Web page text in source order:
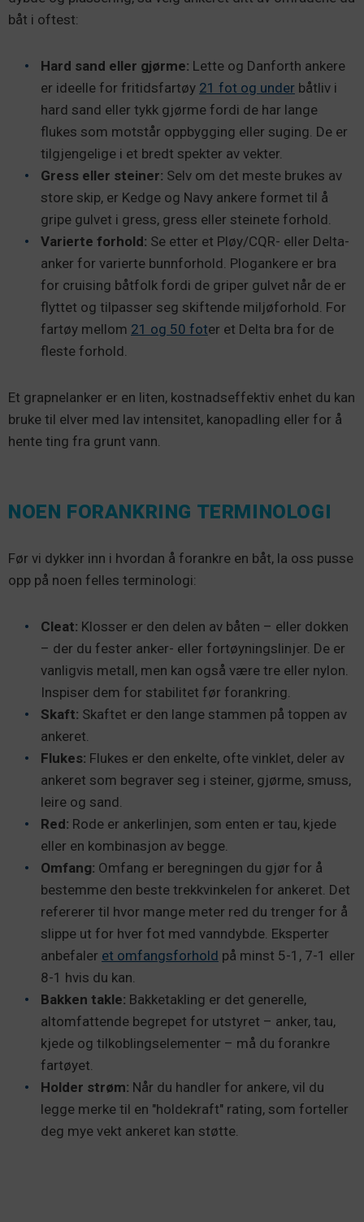
båt i oftest:
Hard sand eller gjørme: Lette og Danforth ankere
er ideelle for fritidsfartøy 21 fot og under båtliv i
hard sand eller tykk gjørme fordi de har lange
flukes som motstår oppbygging eller suging. De er
tilgjengelige i et bredt spekter av vekter.
Gress eller steiner: Selv om det meste brukes av
store skip, er Kedge og Navy ankere formet til å
gripe gulvet i gress, gress eller steinete forhold.
Varierte forhold: Se etter et Pløy/CQR- eller Delta-
anker for varierte bunnforhold. Plogankere er bra
for cruising båtfolk fordi de griper gulvet når de er
flyttet og tilpasser seg skiftende miljøforhold. For
fartøy mellom 21 og 50 foter et Delta bra for de
fleste forhold.
Et grapnelanker er en liten, kostnadseffektiv enhet du kan
bruke til elver med lav intensitet, kanopadling eller for å
hente ting fra grunt vann.
NOEN FORANKRING TERMINOLOGI
Før vi dykker inn i hvordan å forankre en båt, la oss pusse
opp på noen felles terminologi:
Cleat: Klosser er den delen av båten – eller dokken
– der du fester anker- eller fortøyningslinjer. De er
vanligvis metall, men kan også være tre eller nylon.
Inspiser dem for stabilitet før forankring.
Skaft: Skaftet er den lange stammen på toppen av
ankeret.
Flukes: Flukes er den enkelte, ofte vinklet, deler av
ankeret som begraver seg i steiner, gjørme, smuss,
leire og sand.
Red: Rode er ankerlinjen, som enten er tau, kjede
eller en kombinasjon av begge.
Omfang: Omfang er beregningen du gjør for å
bestemme den beste trekkvinkelen for ankeret. Det
refererer til hvor mange meter red du trenger for å
slippe ut for hver fot med vanndybde. Eksperter
anbefaler et omfangsforhold på minst 5-1, 7-1 eller
8-1 hvis du kan.
Bakken takle: Bakketakling er det generelle,
altomfattende begrepet for utstyret – anker, tau,
kjede og tilkoblingselementer – må du forankre
fartøyet.
Holder strøm: Når du handler for ankere, vil du
legge merke til en "holdekraft" rating, som forteller
deg mye vekt ankeret kan støtte.